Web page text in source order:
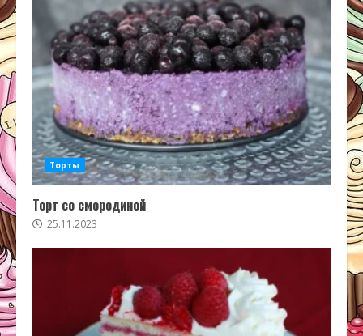
Торты
Торт со смородиной
25.11.2023